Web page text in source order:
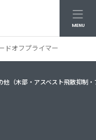
MENU
ドオフプライマー
他（木部・アスベスト飛散抑制